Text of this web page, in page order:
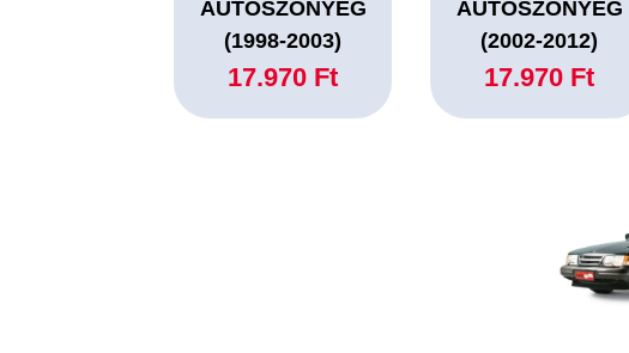
AUTÓSZŐNYEG
(1998-2003)
17.970 Ft
AUTÓSZŐNYEG
(2002-2012)
17.970 Ft